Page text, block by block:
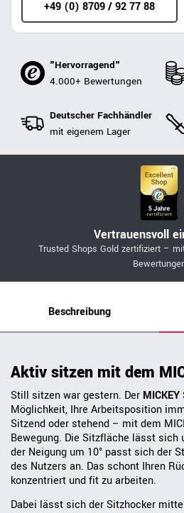
+49 (0) 8709 / 92 77 88
"Hervorragend"
4.000+ Bewertungen
Deutscher Fachhändler
mit eigenem Lager
Vertrauensvoll
Trusted Shops Gold zertifiziert –
Beschreibung
Aktiv sitzen mit dem
Still sitzen war gestern. Der
Möglichkeit, Ihre Arbeitsposition
Sitzend oder stehend – mit dem
Bewegung. Die Sitzfläche lässt sich
der Neigung um 10° passt sich der
des Nutzers an. Das schont Ihren
konzentriert und fit zu arbeiten.
Dabei lässt sich der Sitzhocker